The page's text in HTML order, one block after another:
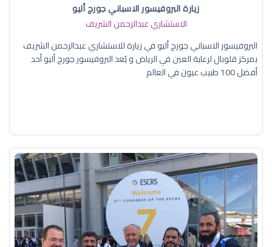
زيارة البروفيسور الاسباني جورج أليو
الاستشاري عبدالرحمن الشريف
البروفيسور الاسباني جورج أليو في زيارة للاستشاري عبدالرحمن الشريف
بمركز قلوبال لرعاية العين في الرياض و يُعد البروفيسور جورج أليو أحد
أفضل 100 طبيب عيون في العالم